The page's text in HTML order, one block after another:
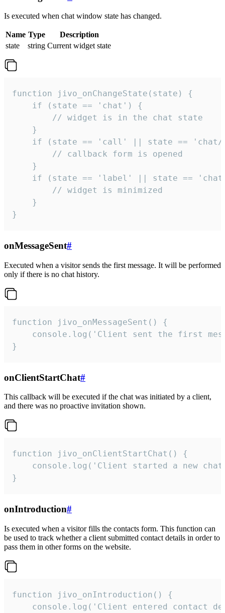
Is executed when chat window state has changed.
Name Type
Description
state
string Current widget state
function jivo_onChangeState(state) {
    if (state == 'chat') {
        // widget is in the chat state
    }
if (state == 'call' || state ==
        // callback form is opened
    }
if (state == 'label' || state ==
        // widget is minimized
    }
}
onMessageSent#
Executed when a visitor sends the first message. It will be performed
only if there is no chat history.
function jivo_onMessageSent() {
console.log('Client sent the first
}
onClientStartChat#
This callback will be executed if the chat was initiated by a client,
and there was no proactive invitation shown.
function jivo_onClientStartChat() {
console.log('Client started a new
}
onIntroduction#
Is executed when a visitor fills the contacts form. This function can
be used to track whether a client submitted contact details in order to
pass them in other forms on the website.
function jivo_onIntroduction() {
console.log('Client entered contact